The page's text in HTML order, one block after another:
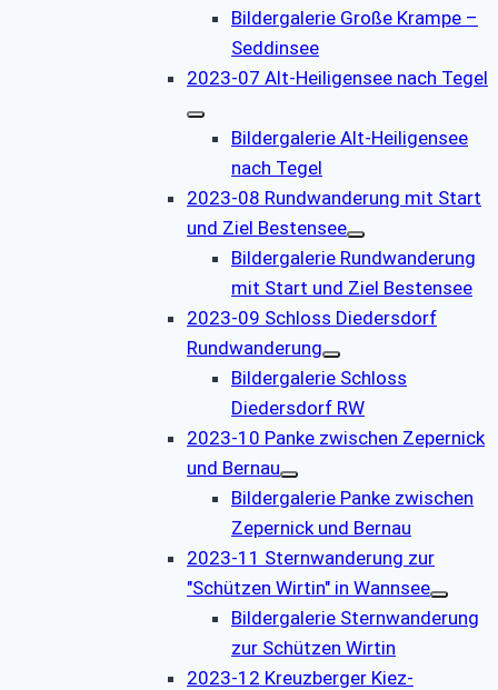
Bildergalerie Große Krampe –
Seddinsee
2023-07 Alt-Heiligensee nach Tegel
Bildergalerie Alt-Heiligensee
nach Tegel
2023-08 Rundwanderung mit Start
und Ziel Bestensee
Bildergalerie Rundwanderung
mit Start und Ziel Bestensee
2023-09 Schloss Diedersdorf
Rundwanderung
Bildergalerie Schloss
Diedersdorf RW
2023-10 Panke zwischen Zepernick
und Bernau
Bildergalerie Panke zwischen
Zepernick und Bernau
2023-11 Sternwanderung zur
"Schützen Wirtin" in Wannsee
Bildergalerie Sternwanderung
zur Schützen Wirtin
2023-12 Kreuzberger Kiez-